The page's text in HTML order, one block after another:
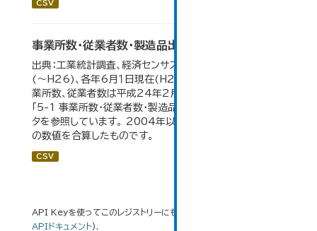
CSV
事業所数・従業者数・製造品出荷額等の推移
出典：工業統計調査、経済センサス。各年12月31日現在
(～H26)、各年6月１日現在(H27～)。 平成23年のみ事
業所数、従業者数は平成24年2月1日現在。 大仙市の統計
「5-1 事業所数・従業者数・製造品出荷額等の推移」のデー
タを参照しています。 2004年以前の数値は合併前市町村
の数値を合算したものです。
CSV
API Keyを使ってこのレジストリーにもアクセス可能です
APIドキュメント).